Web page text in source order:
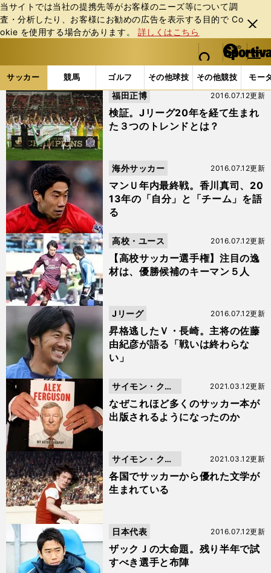
当サイトでは当社の提携先等がお客様のニーズ等について調
査・分析したり、お客様にお勧めの広告を表⽰する⽬的で Co
okie を使⽤する場合があります。 詳しくはこちら
閉じ
る
web Sportiva (webスポルティーバ)
検索
マイペ
ー
ジ
メニュ
サッカー 競馬 ゴルフ その他球技 その他競技 モー
ス
ポ
ル
テ
ィ
ー
バ
サッカーの記事一覧 (445ページ目)
検証。Jリーグ20年を経て生まれ
た３つのトレンドとは？
2016.07.12更新
福田正博
マンＵ年内最終戦。香川真司、20
13年の「自分」と「チーム」を語
る
2016.07.12更新
海外サッカー
【高校サッカー選手権】注目の逸
材は、優勝候補のキーマン５人
2016.07.12更新
高校・ユース
昇格逃したＶ・長崎。主将の佐藤
由紀彦が語る「戦いは終わらな
い」
2016.07.12更新
Jリーグ
なぜこれほど多くのサッカー本が
出版されるようになったのか
2021.03.12更新
サイモン・クー
パー
各国でサッカーから優れた文学が
生まれている
2021.03.12更新
サイモン・クー
パー
ザックＪの大命題。残り半年で試
すべき選手と布陣
2016.07.12更新
日本代表